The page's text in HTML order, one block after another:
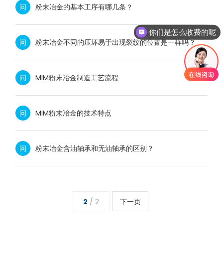
问 粉末冶金的基本工序有哪几条？
问 粉末冶金不同的压坏易于出现裂纹的位置是一样吗？
问 MIM粉末冶金制造工艺流程
问 MIM粉末冶金的技术特点
问 粉末冶金含油轴承和无油轴承的区别？
2 / 2 下一页
你们是怎么收费的呢